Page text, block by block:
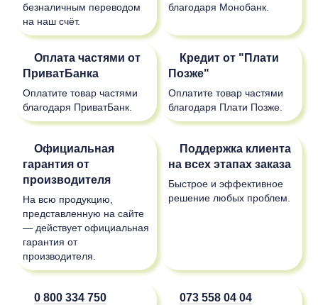
безналичным переводом
на наш счёт.
благодаря Монобанк.
Оплата частями от
ПриватБанка
Оплатите товар частями
благодаря ПриватБанк.
Кредит от "Плати
Позже"
Оплатите товар частями
благодаря Плати Позже.
Официальная
гарантия от
производителя
На всю продукцию,
представленную на сайте
— действует официальная
гарантия от
производителя.
Поддержка клиента
на всех этапах заказа
Быстрое и эффективное
решение любых проблем.
0 800 334 750 073 558 04 04